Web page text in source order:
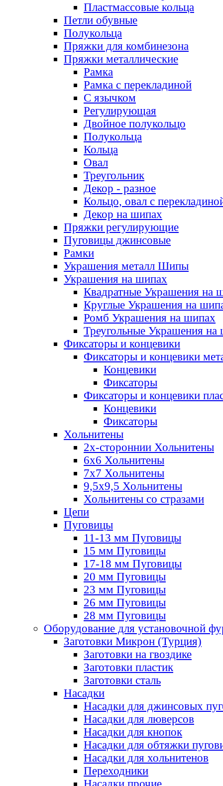
Пластмассовые кольца
Петли обувные
Полукольца
Пряжки для комбинезона
Пряжки металлические
Рамка
Рамка с перекладиной
С язычком
Регулирующая
Двойное полукольцо
Полукольца
Кольца
Овал
Треугольник
Декор - разное
Кольцо, овал с
Декор на шипах
Пряжки регулирующие
Пуговицы джинсовые
Рамки
Украшения металл Шипы
Украшения на шипах
Квадратные Украшения на
Круглые Украшения на
Ромб Украшения на шипах
Треугольные Украшения на
Фиксаторы и концевики
Фиксаторы и концевики
Концевики
Фиксаторы
Фиксаторы и концевики
Концевики
Фиксаторы
Хольнитены
2х-стороннии Хольнитены
6х6 Хольнитены
7х7 Хольнитены
9,5х9,5 Хольнитены
Хольнитены со стразами
Цепи
Пуговицы
11-13 мм Пуговицы
15 мм Пуговицы
17-18 мм Пуговицы
20 мм Пуговицы
23 мм Пуговицы
26 мм Пуговицы
28 мм Пуговицы
Оборудование для установочной
Заготовки Микрон (Турция)
Заготовки на гвоздике
Заготовки пластик
Заготовки сталь
Насадки
Насадки для джинсовых
Насадки для люверсов
Насадки для кнопок
Насадки для обтяжки
Насадки для хольнитенов
Переходники